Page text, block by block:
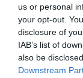
us or personal
your opt-out.
disclosure of
IAB’s list of
also be
Downstream
tőzsde